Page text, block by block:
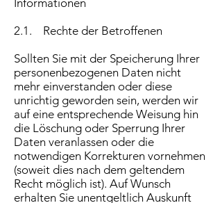
Informationen
2.1. Rechte der Betroffenen
Sollten Sie mit der Speicherung Ihrer
personenbezogenen Daten nicht
mehr einverstanden oder diese
unrichtig geworden sein, werden wir
auf eine entsprechende Weisung hin
die Löschung oder Sperrung Ihrer
Daten veranlassen oder die
notwendigen Korrekturen vornehmen
(soweit dies nach dem geltendem
Recht möglich ist). Auf Wunsch
erhalten Sie unentgeltlich Auskunft